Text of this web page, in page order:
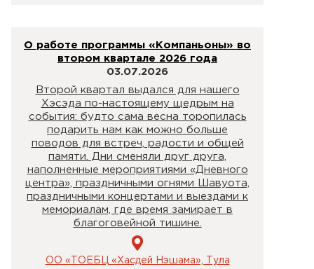
О работе программы «Компаньоны» во
втором квартале 2026 года
03.07.2026
Второй квартал выдался для нашего
Хэсэда по-настоящему щедрым на
события: будто сама весна торопилась
подарить нам как можно больше
поводов для встреч, радости и общей
памяти. Дни сменяли друг друга,
наполненные мероприятиями «Дневного
центра», праздничными огнями Шавуота,
праздничными концертами и выездами к
мемориалам, где время замирает в
благоговейной тишине.
ОО «ТОЕБЦ «Хасдей Нэшама», Тула